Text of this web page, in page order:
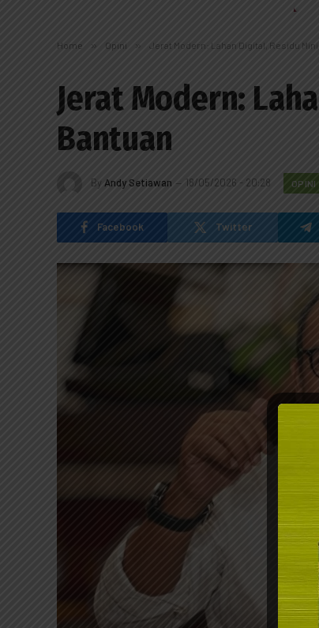
Home » Opini » Jerat Modern: Lahan Digital, Residu
Jerat Modern:
Bantuan
By Andy Setiawan 18/05/2026 - 20:28 OPINI
Facebook Twitter